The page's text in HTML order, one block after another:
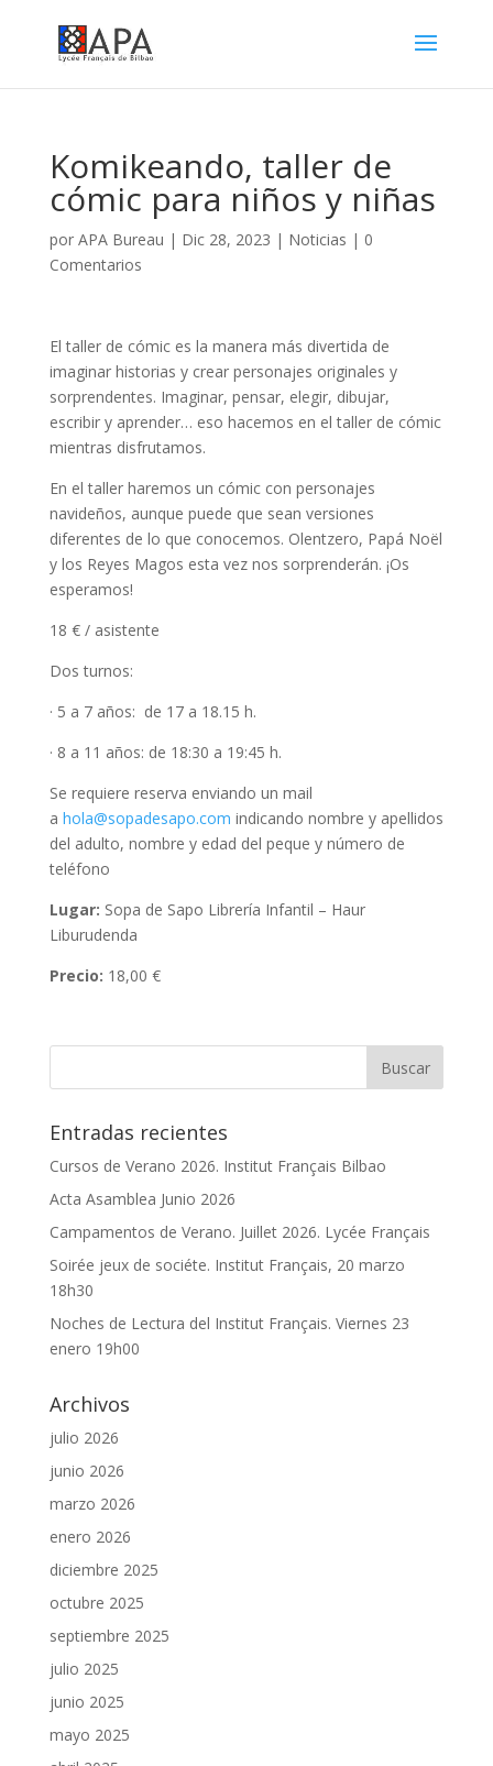
Komikeando, taller de
cómic para niños y niñas
por APA Bureau | Dic 28, 2023 | Noticias | 0
Comentarios
El taller de cómic es la manera más divertida de
imaginar historias y crear personajes originales y
sorprendentes. Imaginar, pensar, elegir, dibujar,
escribir y aprender… eso hacemos en el taller de cómic
mientras disfrutamos.
En el taller haremos un cómic con personajes
navideños, aunque puede que sean versiones
diferentes de lo que conocemos. Olentzero, Papá Noël
y los Reyes Magos esta vez nos sorprenderán. ¡Os
esperamos!
18 € / asistente
Dos turnos:
· 5 a 7 años: de 17 a 18.15 h.
· 8 a 11 años: de 18:30 a 19:45 h.
Se requiere reserva enviando un mail
a hola@sopadesapo.com indicando nombre y apellidos
del adulto, nombre y edad del peque y número de
teléfono
Lugar: Sopa de Sapo Librería Infantil – Haur
Liburudenda
Precio: 18,00 €
Entradas recientes
Cursos de Verano 2026. Institut Français Bilbao
Acta Asamblea Junio 2026
Campamentos de Verano. Juillet 2026. Lycée Français
Soirée jeux de sociéte. Institut Français, 20 marzo
18h30
Noches de Lectura del Institut Français. Viernes 23
enero 19h00
Archivos
julio 2026
junio 2026
marzo 2026
enero 2026
diciembre 2025
octubre 2025
septiembre 2025
julio 2025
junio 2025
mayo 2025